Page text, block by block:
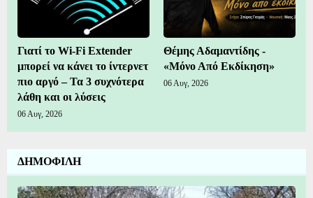
Γιατί το Wi-Fi Extender
μπορεί να κάνει το ίντερνετ
πιο αργό – Τα 3 συχνότερα
λάθη και οι λύσεις
06 Αυγ, 2026
Θέμης Αδαμαντίδης -
«Μόνο Από Εκδίκηση»
06 Αυγ, 2026
ΔΗΜΟΦΙΛΗ